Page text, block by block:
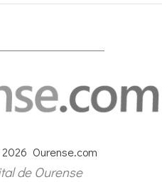
Ourense.com
de Ourense